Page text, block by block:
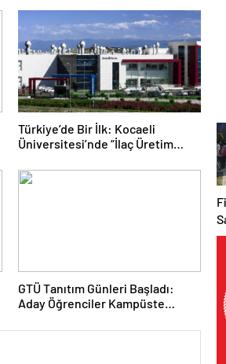
Türkiye’de Bir İlk: Kocaeli
Üniversitesi’nde “İlaç Üretim
GTÜ Tanıtım Günleri Başladı:
Aday Öğrenciler Kampüste